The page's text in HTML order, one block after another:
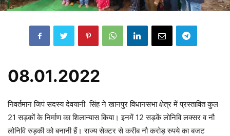
08.01.2022
निवर्तमान जिपं सदस्य देवयानी सिंह ने खानपुर विधानसभा क्षेत्र में प्रस्तावित कुल
21 सड़कों के निर्माण का शिलान्यास किया। इनमें 12 सड़कें लोनिवि लक्सर व नौ
लोनिवि रुड़की को बनानी हैं। राज्य सेक्टर से करीब नौ करोड़ रुपये का बजट